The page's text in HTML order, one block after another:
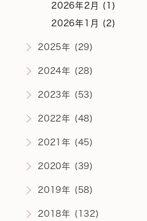
2026年2月 (1)
2026年1月 (2)
2025年 (29)
2024年 (28)
2023年 (53)
2022年 (48)
2021年 (45)
2020年 (39)
2019年 (58)
2018年 (132)